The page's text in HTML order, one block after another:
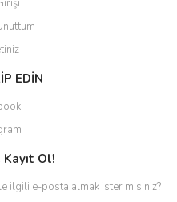
EDİN
Ol!
ilgili e-posta almak ister misiniz?